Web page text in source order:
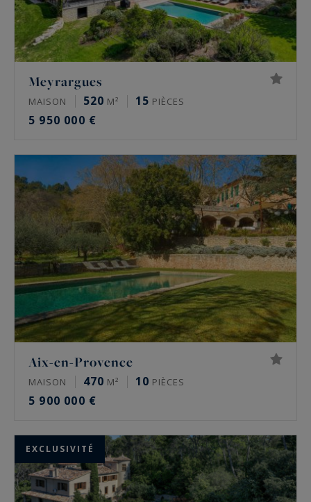
Meyrargues
MAISON 520 M² 15 PIÈCES
5 950 000 €
Aix-en-Provence
MAISON 470 M² 10 PIÈCES
5 900 000 €
EXCLUSIVITÉ